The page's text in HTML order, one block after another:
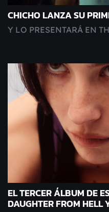
CHICHO LANZA SU
Y LO PRESENTARÁ EN
EL TERCER ÁLBUM DE
DAUGHTER FROM HELL